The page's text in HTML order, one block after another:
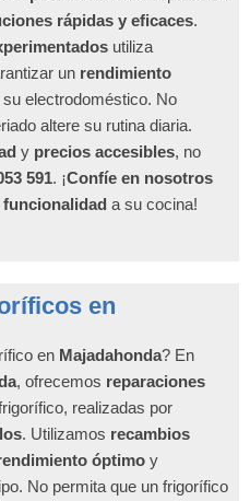
rápidas y eficaces.
utiliza
un rendimiento
electrodoméstico. No
altere su rutina diaria.
y precios accesibles, no
591. ¡Confíe en nosotros
a su cocina!
en
en Majadahonda? En
, ofrecemos reparaciones
realizadas por
. Utilizamos recambios
óptimo y
No permita que un frigorífico